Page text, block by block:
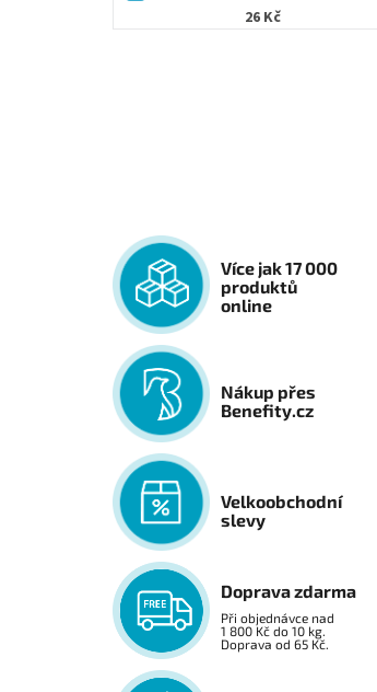
26 Kč
Více jak 17 000
produktů
online
Nákup přes
Benefity.cz
Velkoobchodní
slevy
Doprava zdarma
Při objednávce nad
1 800 Kč do 10 kg.
Doprava od 65 Kč.